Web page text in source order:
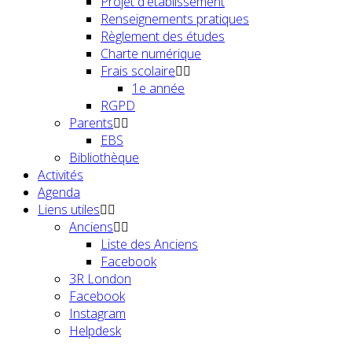
Renseignements pratiques
Règlement des études
Charte numérique
Frais scolaire
1e année
RGPD
Parents
EBS
Bibliothèque
Activités
Agenda
Liens utiles
Anciens
Liste des Anciens
Facebook
3R London
Facebook
Instagram
Helpdesk